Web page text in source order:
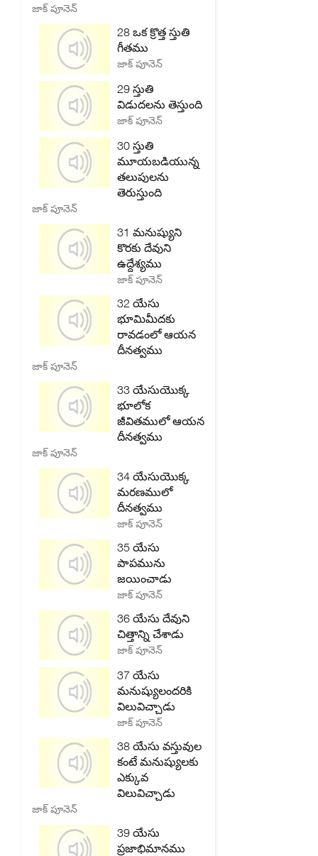
జాక్ పూనెన్
28 ఒక క్రొత్త స్తుతి
గీతము
జాక్ పూనెన్
29 స్తుతి
విడుదలను తెస్తుంది
జాక్ పూనెన్
30 స్తుతి
మూయబడియున్న
తలుపులను
తెరుస్తుంది
జాక్ పూనెన్
31 మనుష్యుని
కొరకు దేవుని
ఉద్దేశ్యము
జాక్ పూనెన్
32 యేసు
భూమిమీదకు
రావడంలో ఆయన
దీనత్వము
జాక్ పూనెన్
33 యేసుయొక్క
భూలోక
జీవితములో ఆయన
దీనత్వము
జాక్ పూనెన్
34 యేసుయొక్క
మరణములో
దీనత్వము
జాక్ పూనెన్
35 యేసు
పాపమును
జయించాడు
జాక్ పూనెన్
36 యేసు దేవుని
చిత్తాన్ని చేశాడు
జాక్ పూనెన్
37 యేసు
మనుష్యులందరికి
విలువిచ్చాడు
జాక్ పూనెన్
38 యేసు వస్తువుల
కంటే మనుష్యులకు
ఎక్కువ
విలువిచ్చాడు
జాక్ పూనెన్
39 యేసు
ప్రజాభిమానము